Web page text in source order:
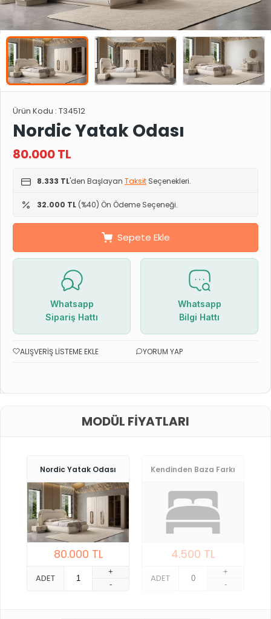
Ürün Kodu : T34512
Nordic Yatak Odası
80.000TL
8.333 TL'den Başlayan Taksit Seçenekleri.
32.000 TL (%40) Ön Ödeme Seçeneği.
Sepete Ekle
Whatsapp
Sipariş Hattı
Whatsapp
Bilgi Hattı
ALIŞVERIŞ LISTEME EKLE YORUM YAP
MODÜL FIYATLARI
Nordic Yatak Odası
80.000 TL
ADET
+
-
Kendinden Baza Farkı
4.500 TL
ADET
+
-